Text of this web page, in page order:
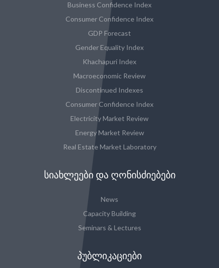
Business Confidence Index
Consumer Confidence Index
GDP Forecast
Gender Equality Index
Khachapuri Index
Macroeconomic Review
Discontinued Indexes
Consumer Confidence Index
Electricity Market Review
Energy Market Review
Real Estate Market Laboratory
ᲡᲘᲐᲮᲚᲔᲔᲑᲘ ᲓᲐ ᲦᲝᲜᲘᲡᲫᲘᲔᲑᲔᲑᲘ
News
Capacity Building
Seminars & Lectures
ᲞᲣᲑᲚᲘᲙᲐᲪᲘᲔᲑᲘ